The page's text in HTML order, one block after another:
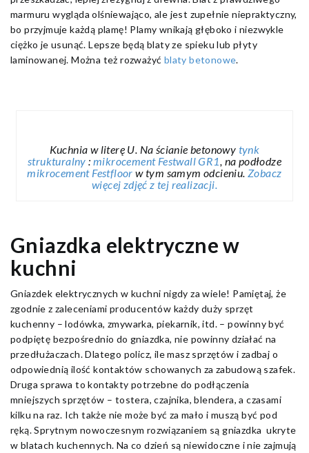
marmuru wygląda olśniewająco, ale jest zupełnie niepraktyczny,
bo przyjmuje każdą plamę! Plamy wnikają głęboko i niezwykle
ciężko je usunąć. Lepsze będą blaty ze spieku lub płyty
laminowanej. Można też rozważyć blaty betonowe.
Kuchnia w literę U. Na ścianie betonowy tynk
strukturalny :mikrocement Festwall GR1 , na podłodze
mikrocement Festfloor w tym samym odcieniu. Zobacz
więcej zdjęć z tej realizacji.
Gniazdka elektryczne w
kuchni
Gniazdek elektrycznych w kuchni nigdy za wiele! Pamiętaj, że
zgodnie z zaleceniami producentów każdy duży sprzęt
kuchenny – lodówka, zmywarka, piekarnik, itd. – powinny być
podpiętę bezpośrednio do gniazdka, nie powinny działać na
przedłużaczach. Dlatego policz, ile masz sprzętów i zadbaj o
odpowiednią ilość kontaktów schowanych za zabudową szafek.
Druga sprawa to kontakty potrzebne do podłączenia
mniejszych sprzętów – tostera, czajnika, blendera, a czasami
kilku na raz. Ich także nie może być za mało i muszą być pod
ręką. Sprytnym nowoczesnym rozwiązaniem są gniazdka ukryte
w blatach kuchennych. Na co dzień są niewidoczne i nie zajmują